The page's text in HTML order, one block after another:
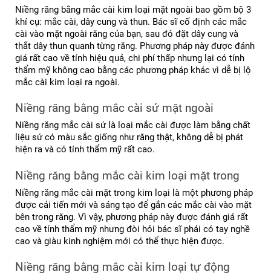
Niềng răng bằng mắc cài kim loại mặt ngoài bao gồm bộ 3
khí cụ: mắc cài, dây cung và thun. Bác sĩ cố định các mắc
cài vào mặt ngoài răng của bạn, sau đó đặt dây cung và
thắt dây thun quanh từng răng. Phương pháp này được đánh
giá rất cao về tính hiệu quả, chi phí thấp nhưng lại có tính
thẩm mỹ không cao bằng các phương pháp khác vì dễ bị lộ
mắc cài kim loại ra ngoài.
Niềng răng bằng mắc cài sứ mặt ngoài
Niềng răng mắc cài sứ là loại mắc cài được làm bằng chất
liệu sứ có màu sắc giống như răng thật, không dễ bị phát
hiện ra và có tính thẩm mỹ rất cao.
Niềng răng bằng mắc cài kim loại mặt trong
Niềng răng mắc cài mặt trong kim loại là một phương pháp
được cải tiến mới và sáng tạo để gắn các mắc cài vào mặt
bên trong răng. Vì vậy, phương pháp này được đánh giá rất
cao về tính thẩm mỹ nhưng đòi hỏi bác sĩ phải có tay nghề
cao và giàu kinh nghiệm mới có thể thực hiện được.
Niềng răng bằng mắc cài kim loại tự động